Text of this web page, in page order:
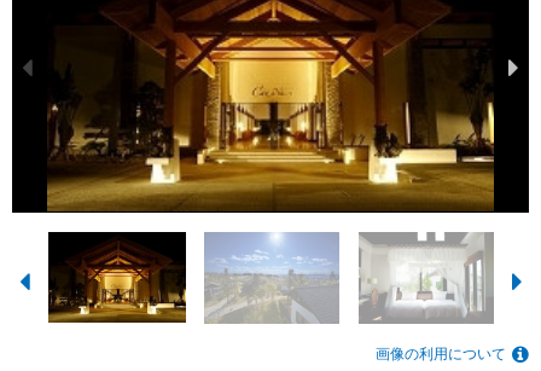
画像の利用について